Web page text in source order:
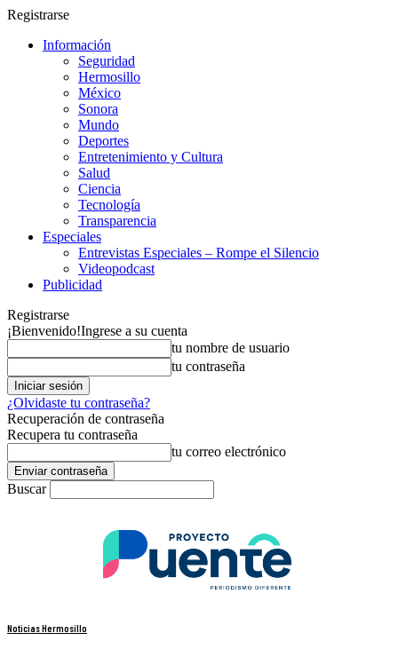
Registrarse
Información
Seguridad
Hermosillo
México
Sonora
Mundo
Deportes
Entretenimiento y Cultura
Salud
Ciencia
Tecnología
Transparencia
Especiales
Entrevistas Especiales – Rompe el Silencio
Videopodcast
Publicidad
Registrarse
¡Bienvenido!Ingrese a su cuenta
tu nombre de usuario
tu contraseña
¿Olvidaste tu contraseña?
Recuperación de contraseña
Recupera tu contraseña
tu correo electrónico
Buscar
Noticias Hermosillo